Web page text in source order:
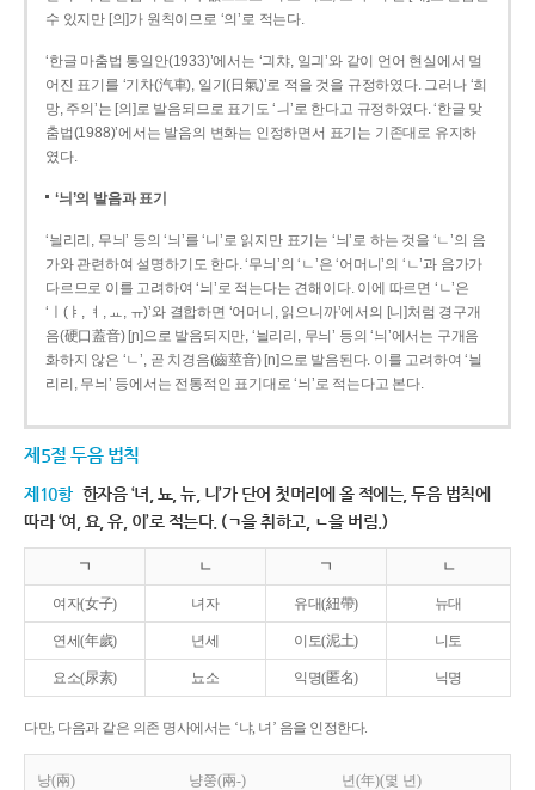
수 있지만 [의]가 원칙이므로 ‘의’로 적는다.
‘한글 마춤법 통일안(1933)’에서는 ‘긔챠, 일긔’와 같이 언어 현실에서 멀
어진 표기를 ‘기차(汽車), 일기(日氣)’로 적을 것을 규정하였다. 그러나 ‘희
망, 주의’는 [의]로 발음되므로 표기도 ‘ㅢ’로 한다고 규정하였다. ‘한글 맞
춤법(1988)’에서는 발음의 변화는 인정하면서 표기는 기존대로 유지하
였다.
‘늬’의 발음과 표기
‘늴리리, 무늬’ 등의 ‘늬’를 ‘니’로 읽지만 표기는 ‘늬’로 하는 것을 ‘ㄴ’의 음
가와 관련하여 설명하기도 한다. ‘무늬’의 ‘ㄴ’은 ‘어머니’의 ‘ㄴ’과 음가가
다르므로 이를 고려하여 ‘늬’로 적는다는 견해이다. 이에 따르면 ‘ㄴ’은
‘ㅣ(ㅑ, ㅕ, ㅛ, ㅠ)’와 결합하면 ‘어머니, 읽으니까’에서의 [니]처럼 경구개
음(硬口蓋音) [ɲ]으로 발음되지만, ‘늴리리, 무늬’ 등의 ‘늬’에서는 구개음
화하지 않은 ‘ㄴ’, 곧 치경음(齒莖音) [n]으로 발음된다. 이를 고려하여 ‘늴
리리, 무늬’ 등에서는 전통적인 표기대로 ‘늬’로 적는다고 본다.
제5절 두음 법칙
제10항 한자음 ‘녀, 뇨, 뉴, 니’가 단어 첫머리에 올 적에는, 두음 법칙에
따라 ‘여, 요, 유, 이’로 적는다. (ㄱ을 취하고, ㄴ을 버림.)
ㄱ ㄴ ㄱ ㄴ
여자(女子) 녀자 유대(紐帶) 뉴대
연세(年歲) 년세 이토(泥土) 니토
요소(尿素) 뇨소 익명(匿名) 닉명
다만, 다음과 같은 의존 명사에서는 ‘냐, 녀’ 음을 인정한다.
냥(兩) 냥쭝(兩-) 년(年)(몇 년)